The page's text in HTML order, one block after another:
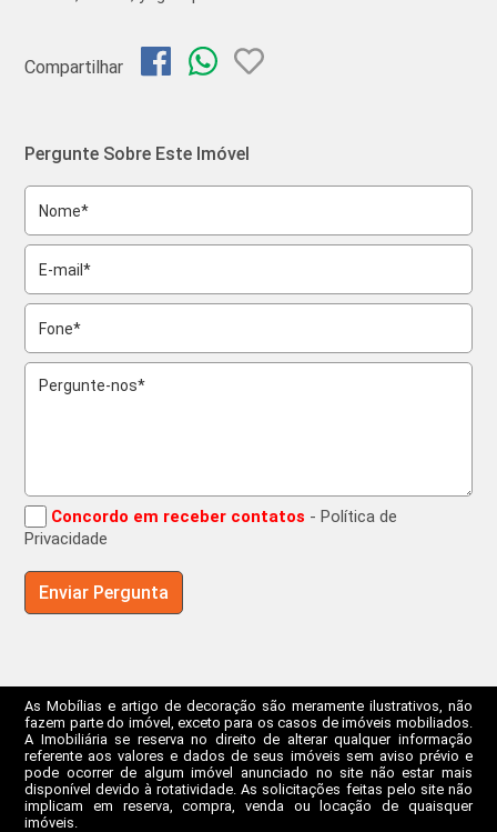
Compartilhar
Pergunte Sobre Este Imóvel
Concordo em receber contatos - Política de
Privacidade
As Mobílias e artigo de decoração são meramente ilustrativos, não
fazem parte do imóvel, exceto para os casos de imóveis mobiliados.
A Imobiliária se reserva no direito de alterar qualquer informação
referente aos valores e dados de seus imóveis sem aviso prévio e
pode ocorrer de algum imóvel anunciado no site não estar mais
disponível devido à rotatividade. As solicitações feitas pelo site não
implicam em reserva, compra, venda ou locação de quaisquer
imóveis.